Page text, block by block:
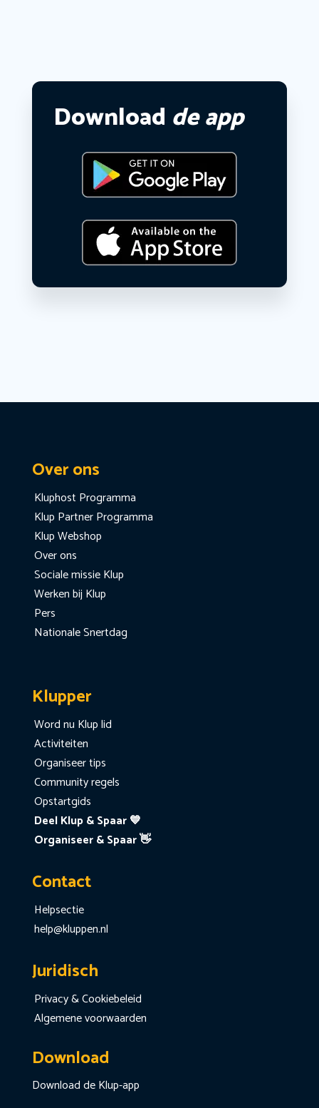
Download de app
Over ons
Kluphost Programma
Klup Partner Programma
Klup Webshop
Over ons
Sociale missie Klup
Werken bij Klup
Pers
Nationale Snertdag
Klupper
Word nu Klup lid
Activiteiten
Organiseer tips
Community regels
Opstartgids
Deel Klup & Spaar 💙
Organiseer & Spaar 👋
Contact
Helpsectie
help@kluppen.nl
Juridisch
Privacy & Cookiebeleid
Algemene voorwaarden
Download
Download de Klup-app